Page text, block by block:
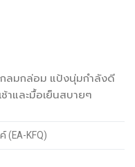
ลมกล่อม แป้งนุ่มกำลังดี
าและมื้อเย็นสบายๆ
(EA-KFQ)